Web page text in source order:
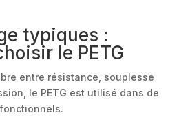
typiques :
le PETG
entre résistance, souplesse
le PETG est utilisé dans de